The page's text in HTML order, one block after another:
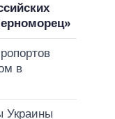
в
Украины